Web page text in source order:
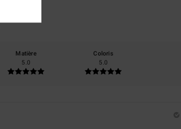
Matière
5.0
Coloris
5.0